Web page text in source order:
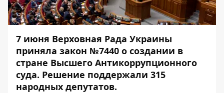
7 июня Верховная Рада Украины
приняла закон №7440 о создании в
стране Высшего Антикоррупционного
суда. Решение поддержали 315
народных депутатов.